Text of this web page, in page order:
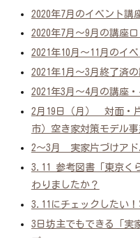
2020年7月のイベント講
2020年7月～9月の講座
2021年10月～11月のイ
2021年1月～3月終了済
2021年3月～4月の講座
2月19日（月） 対面・
市）空き家対策モデル
2～3月 実家片づけアド
3.11 参考図書「東京く
わりましたか？
3.11にチェックしたい
3日坊主でもできる「実